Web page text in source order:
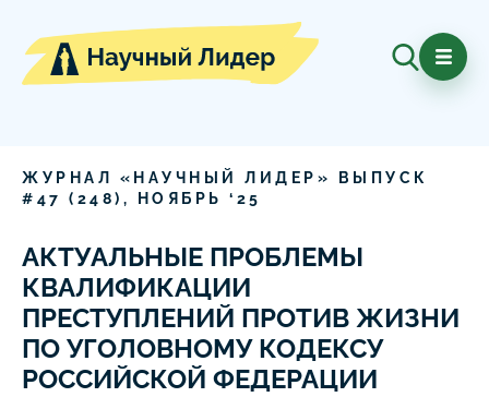
ЖУРНАЛ «НАУЧНЫЙ ЛИДЕР» ВЫПУСК
# 47 ( 248), НОЯБРЬ ‘ 25
АКТУАЛЬНЫЕ ПРОБЛЕМЫ
КВАЛИФИКАЦИИ
ПРЕСТУПЛЕНИЙ ПРОТИВ ЖИЗНИ
ПО УГОЛОВНОМУ КОДЕКСУ
РОССИЙСКОЙ ФЕДЕРАЦИИ